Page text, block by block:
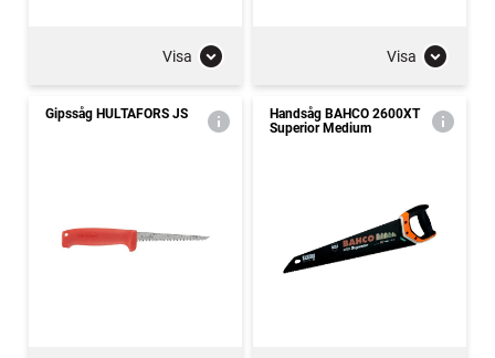
Visa Visa
Gipssåg HULTAFORS JS
Handsåg BAHCO 2600XT
Superior Medium